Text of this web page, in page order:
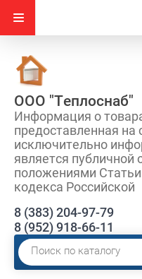
ООО "Теплоснаб"
Информация о
предоставленная на
исключительно
является
положениями
кодекса Российской
8 (383) 204-97-79
8 (952) 918-66-11